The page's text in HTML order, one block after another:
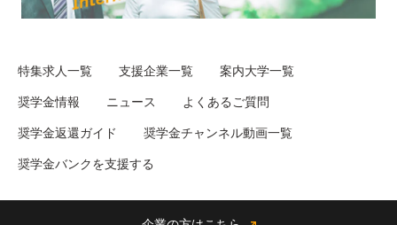
特集求人一覧 支援企業一覧 案内大学一覧
奨学金情報 ニュース よくあるご質問
奨学金返還ガイド 奨学金チャンネル動画一覧
奨学金バンクを支援する